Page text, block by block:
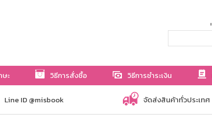
ะ วิธีการสั่งซื้อ วิธีการชำระเงิน
Line ID @misbook จัดส่งสินค้าทั่วประเทศ